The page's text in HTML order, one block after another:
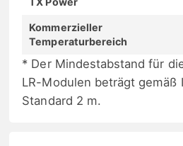
Kommerzieller
Temperaturbereich
* Der Mindestabstand für
LR-Modulen beträgt gemäß
Standard 2 m.